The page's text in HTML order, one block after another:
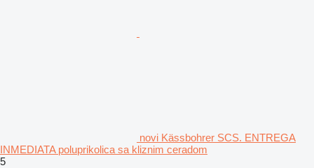
novi Kässbohrer SCS. ENTREGA
INMEDIATA poluprikolica sa kliznim ceradom
5